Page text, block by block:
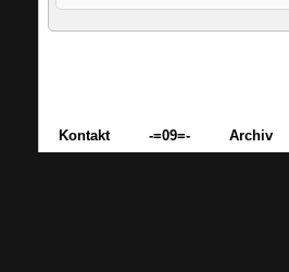
Kontakt -=09=- Archiv